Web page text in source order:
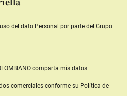
del dato Personal por parte del Grupo
comparta mis datos
comerciales conforme su Política de